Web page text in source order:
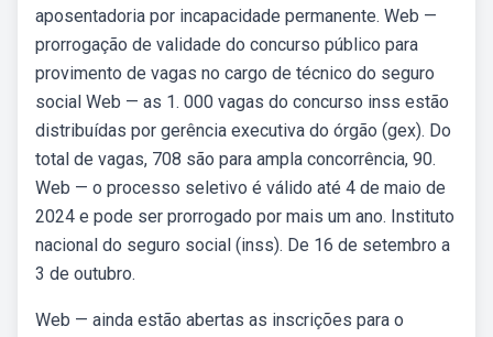
aposentadoria por incapacidade permanente. Web —
prorrogação de validade do concurso público para
provimento de vagas no cargo de técnico do seguro
social Web — as 1. 000 vagas do concurso inss estão
distribuídas por gerência executiva do órgão (gex). Do
total de vagas, 708 são para ampla concorrência, 90.
Web — o processo seletivo é válido até 4 de maio de
2024 e pode ser prorrogado por mais um ano. Instituto
nacional do seguro social (inss). De 16 de setembro a
3 de outubro.
Web — ainda estão abertas as inscrições para o